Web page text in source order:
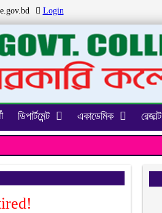
Login
ডিপার্টমেন্ট একাডেমিক রেজাল্ট